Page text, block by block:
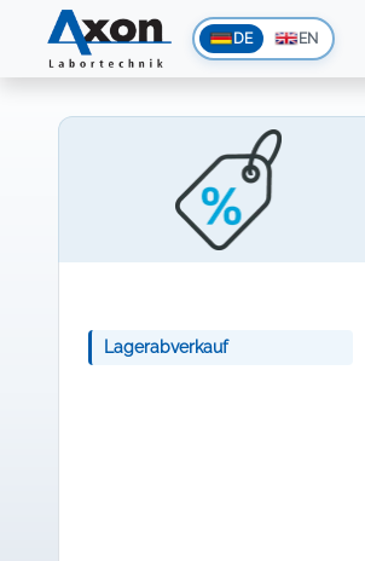
DE EN
Lagerabverkauf